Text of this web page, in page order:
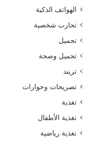
الهواتف الذكية
تجارب شخصية
تجميل
تجميل وصحة
تريند
تصريحات وحوارات
تغذية
تغذية الأطفال
تغذية رياضية